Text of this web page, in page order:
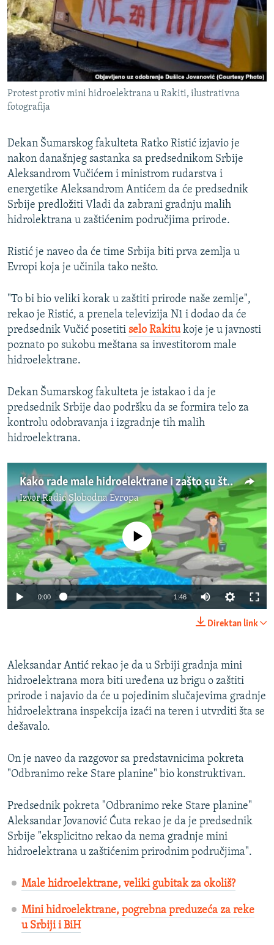
ISPRIČAJ MI
DNEVNO@RSE
SPECIJALI RSE
VIŠE OD NASLOVA
GENOCID U SREBRENICI
TV LIBERTY
POST SCRIPTUM
MOJA EVROPA
TRI DECENIJE OD RATA U BIH
NASTANAK I RASPAD JUGOSLAVIJE
PRATITE NAS
Sve RFE/RL stranice
Protest protiv mini hidroelektrana u Rakiti, ilustrativna
fotografija
Dekan Šumarskog fakulteta Ratko Ristić izjavio je
nakon današnjeg sastanka sa predsednikom Srbije
Aleksandrom Vučićem i ministrom rudarstva i
energetike Aleksandrom Antićem da će predsednik
Srbije predložiti Vladi da zabrani gradnju malih
hidrolektrana u zaštićenim područjima prirode.
Ristić je naveo da će time Srbija biti prva zemlja u
Evropi koja je učinila tako nešto.
"To bi bio veliki korak u zaštiti prirode naše zemlje",
rekao je Ristić, a prenela televizija N1 i dodao da će
predsednik Vučić posetiti selo Rakitukoje je u javnosti
poznato po sukobu meštana sa investitorom male
hidroelektrane.
Dekan Šumarskog fakulteta je istakao i da je
predsednik Srbije dao podršku da se formira telo za
kontrolu odobravanja i izgradnje tih malih
hidroelektrana.
Kako rade male hidroelektrane i zašto su štetne?
IzvorRadio Slobodna Evropa
No media source currently available
0:00 1:46
Direktan link
Aleksandar Antić rekao je da u Srbiji gradnja mini
hidroelektrana mora biti uređena uz brigu o zaštiti
prirode i najavio da će u pojedinim slučajevima gradnje
hidroelektrana inspekcija izaći na teren i utvrditi šta se
dešavalo.
On je naveo da razgovor sa predstavnicima pokreta
"Odbranimo reke Stare planine" bio konstruktivan.
Predsednik pokreta "Odbranimo reke Stare planine"
Aleksandar Jovanović Ćuta rekao je da je predsednik
Srbije "eksplicitno rekao da nema gradnje mini
hidroelektrana u zaštićenim prirodnim područjima".
Male hidroelektrane, veliki gubitak za okoliš?
Mini hidroelektrane, pogrebna preduzeća za reke
u Srbiji i BiH